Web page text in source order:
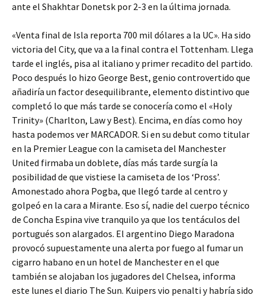
ante el Shakhtar Donetsk por 2-3 en la última jornada.
«Venta final de Isla reporta 700 mil dólares a la UC». Ha sido
victoria del City, que va a la final contra el Tottenham. Llega
tarde el inglés, pisa al italiano y primer recadito del partido.
Poco después lo hizo George Best, genio controvertido que
añadiría un factor desequilibrante, elemento distintivo que
completó lo que más tarde se conocería como el «Holy
Trinity» (Charlton, Law y Best). Encima, en días como hoy
hasta podemos ver MARCADOR. Si en su debut como titular
en la Premier League con la camiseta del Manchester
United firmaba un doblete, días más tarde surgía la
posibilidad de que vistiese la camiseta de los ‘Pross’.
Amonestado ahora Pogba, que llegó tarde al centro y
golpeó en la cara a Mirante. Eso sí, nadie del cuerpo técnico
de Concha Espina vive tranquilo ya que los tentáculos del
portugués son alargados. El argentino Diego Maradona
provocó supuestamente una alerta por fuego al fumar un
cigarro habano en un hotel de Manchester en el que
también se alojaban los jugadores del Chelsea, informa
este lunes el diario The Sun. Kuipers vio penalti y habría sido